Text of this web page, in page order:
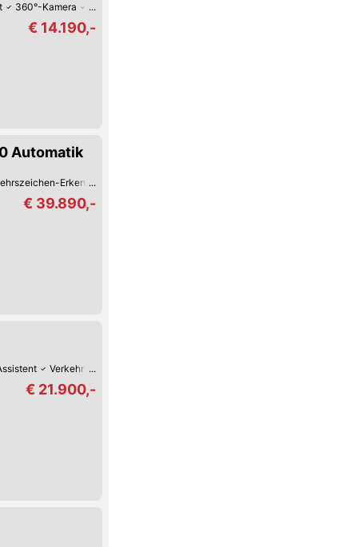
360°-Kamera Verkehrszeichen-Erkennung
€ 14.190,-
Automatik
Erkennung
€ 39.890,-
Verkehrszeichen-Erkennung
€ 21.900,-